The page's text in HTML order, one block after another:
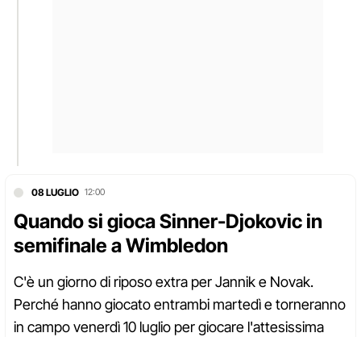
08 LUGLIO 12:00
Quando si gioca Sinner-Djokovic in
semifinale a Wimbledon
C'è un giorno di riposo extra per Jannik e Novak.
Perché hanno giocato entrambi martedì e torneranno
in campo venerdì 10 luglio per giocare l'attesissima